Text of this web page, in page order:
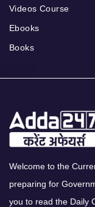
Videos Course
Ebooks
Books
Welcome to the
preparing for
you to read the Daily